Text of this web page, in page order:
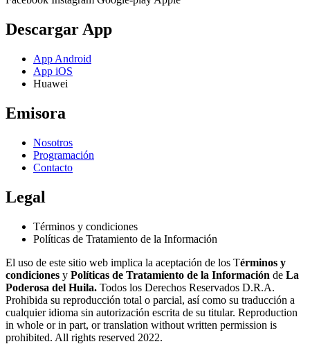
Descargar App
App Android
App iOS
Huawei
Emisora
Nosotros
Programación
Contacto
Legal
Términos y condiciones
Políticas de Tratamiento de la Información
El uso de este sitio web implica la aceptación de los Términos y
condiciones y Políticas de Tratamiento de la Información de La
Poderosa del Huila. Todos los Derechos Reservados D.R.A.
Prohibida su reproducción total o parcial, así como su traducción a
cualquier idioma sin autorización escrita de su titular. Reproduction
in whole or in part, or translation without written permission is
prohibited. All rights reserved 2022.